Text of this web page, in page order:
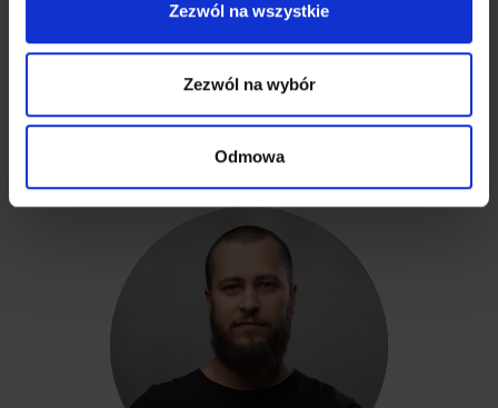
Zezwól na wszystkie
Zezwól na wybór
Odmowa
Bartłomiej Wąsik
REFERENT DS. OBSŁUGI TELEFONICZNEJ